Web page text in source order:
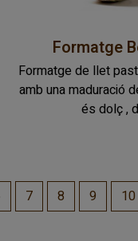
Formatge
Formatge de llet
amb una maduració
és dolç ,
7 8 9 10